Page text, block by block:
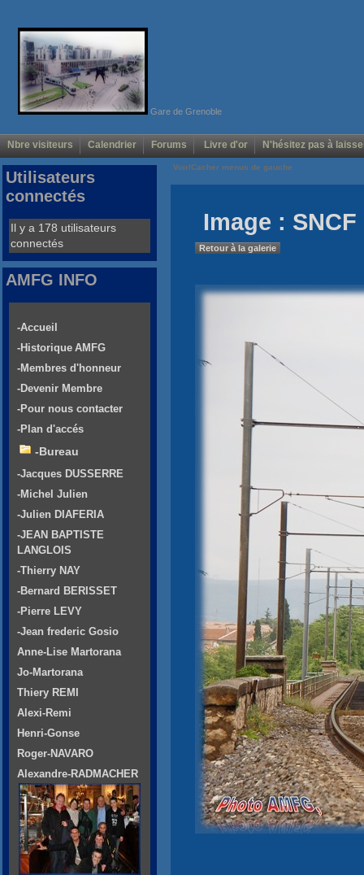
Gare de Grenoble
Nbre visiteurs Calendrier Forums Livre d'or N'hésitez pas à
Voir/Cacher menus de gauche
Image :
Retour à la galerie
Utilisateurs
connectés
Il y a 178 utilisateurs
connectés
AMFG INFO
-Accueil
-Historique AMFG
-Membres d'honneur
-Devenir Membre
-Pour nous contacter
-Plan d'accés
-Bureau
-Jacques DUSSERRE
-Michel Julien
-Julien DIAFERIA
-JEAN BAPTISTE
LANGLOIS
-Thierry NAY
-Bernard BERISSET
-Pierre LEVY
-Jean frederic Gosio
Anne-Lise Martorana
Jo-Martorana
Thiery REMI
Alexi-Remi
Henri-Gonse
Roger-NAVARO
Alexandre-RADMACHER